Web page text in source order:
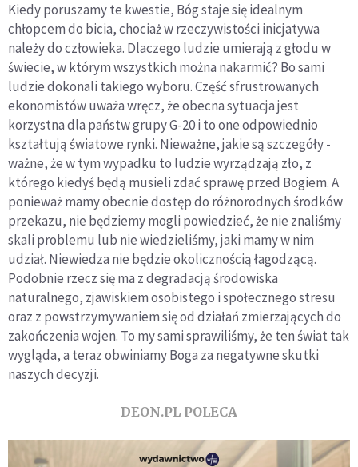
Kiedy poruszamy te kwestie, Bóg staje się idealnym
chłopcem do bicia, chociaż w rzeczywistości inicjatywa
należy do człowieka. Dlaczego ludzie umierają z głodu w
świecie, w którym wszystkich można nakarmić? Bo sami
ludzie dokonali takiego wyboru. Część sfrustrowanych
ekonomistów uważa wręcz, że obecna sytuacja jest
korzystna dla państw grupy G-20 i to one odpowiednio
kształtują światowe rynki. Nieważne, jakie są szczegóły -
ważne, że w tym wypadku to ludzie wyrządzają zło, z
którego kiedyś będą musieli zdać sprawę przed Bogiem. A
ponieważ mamy obecnie dostęp do różnorodnych środków
przekazu, nie będziemy mogli powiedzieć, że nie znaliśmy
skali problemu lub nie wiedzieliśmy, jaki mamy w nim
udział. Niewiedza nie będzie okolicznością łagodzącą.
Podobnie rzecz się ma z degradacją środowiska
naturalnego, zjawiskiem osobistego i społecznego stresu
oraz z powstrzymywaniem się od działań zmierzających do
zakończenia wojen. To my sami sprawiliśmy, że ten świat tak
wygląda, a teraz obwiniamy Boga za negatywne skutki
naszych decyzji.
DEON.PL POLECA